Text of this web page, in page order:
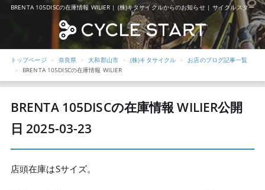
BRENTA 105DISCの在庫情報 WILIER | (株)キタサイクルからのお知らせ | サイクルスター
ト
トップページ 奈良県 大和郡山市 (株)キタサイクル
お店のブログ記事一覧
BRENTA 105DISCの在庫情報 WILIER
BRENTA 105DISCの在庫情報 WILIER公開
日 2025-03-23
店頭在庫はSサイズ。